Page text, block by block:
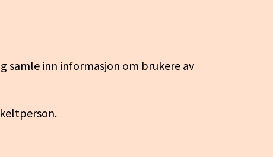
samle inn informasjon om brukere av